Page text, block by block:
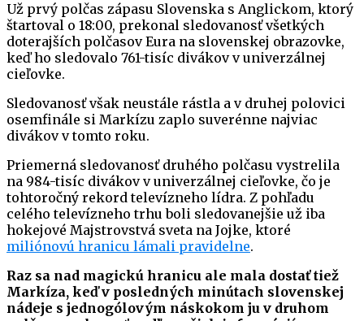
Už prvý polčas zápasu Slovenska s Anglickom, ktorý
štartoval o 18:00, prekonal sledovanosť všetkých
doterajších polčasov Eura na slovenskej obrazovke,
keď ho sledovalo 761-tisíc divákov v univerzálnej
cieľovke.
Sledovanosť však neustále rástla a v druhej polovici
osemfinále si Markízu zaplo suverénne najviac
divákov v tomto roku.
Priemerná sledovanosť druhého polčasu vystrelila
na 984-tisíc divákov v univerzálnej cieľovke, čo je
tohtoročný rekord televízneho lídra. Z pohľadu
celého televízneho trhu boli sledovanejšie už iba
hokejové Majstrovstvá sveta na Jojke, ktoré
miliónovú hranicu lámali pravidelne.
Raz sa nad magickú hranicu ale mala dostať tiež
Markíza, keď v posledných minútach slovenskej
nádeje s jednogólovým náskokom ju v druhom